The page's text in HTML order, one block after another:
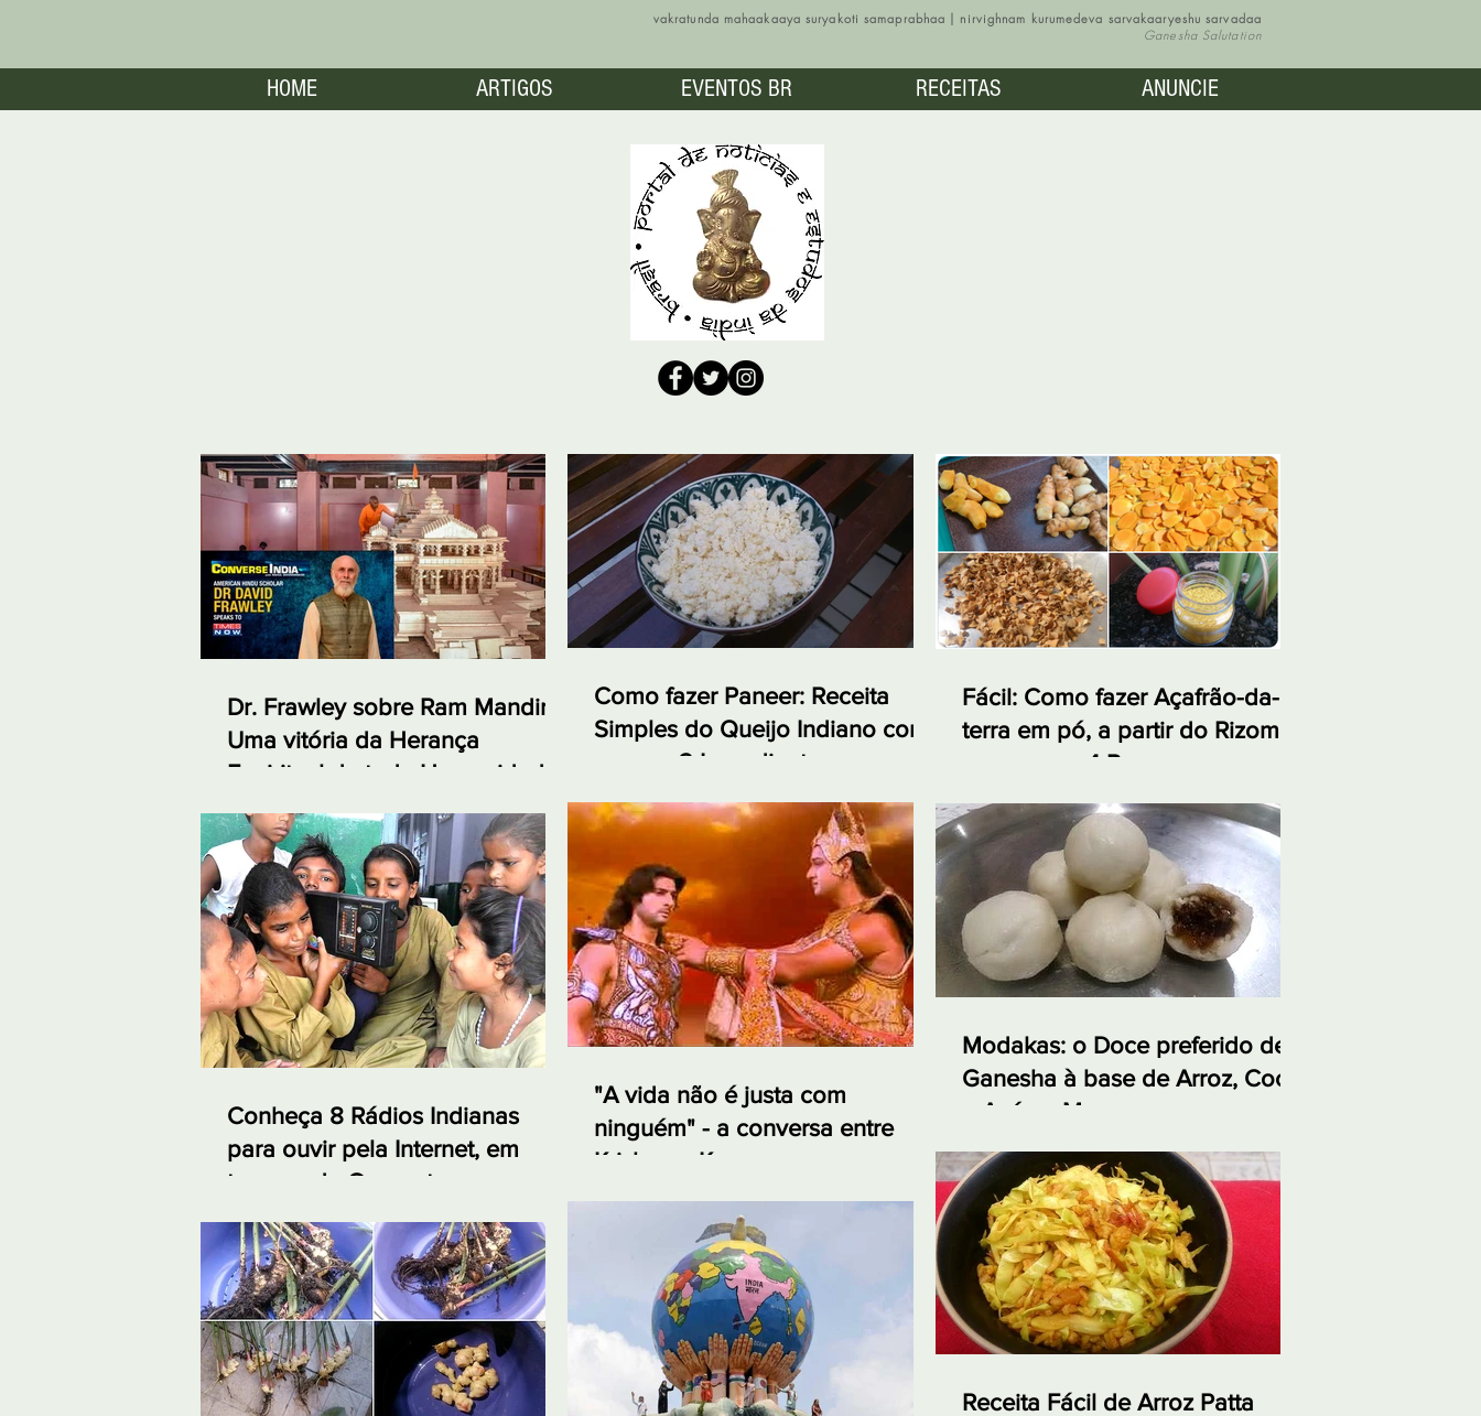
vakratunda mahaakaaya suryakoti samaprabhaa | nirvighnam kurumedeva sarvakaaryeshu sarvadaa
Ganesha Salutation
Dr. Frawley sobre Ram Mandir:
Uma vitória da Herança
Espiritual de toda Humanidade
Como fazer Paneer: Receita
Simples do Queijo Indiano com
apenas 2 Ingredientes
Fácil: Como fazer Açafrão-da-
terra em pó, a partir do Rizoma,
em apenas 4 Passos
Conheça 8 Rádios Indianas
para ouvir pela Internet, em
tempos de Quarentena
"A vida não é justa com
ninguém" - a conversa entre
Krishna e Karna no
Modakas: o Doce preferido de
Ganesha à base de Arroz, Coco
e Açúcar Mascavo
Receita Fácil de Arroz Patta
HOME ARTIGOS EVENTOS BR RECEITAS ANUNCIE